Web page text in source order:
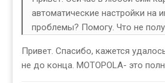
автоматические настройки на
проблемы? Помогу. Что не
Привет. Спасибо, кажется
не до конца. MOTOPOLA- это